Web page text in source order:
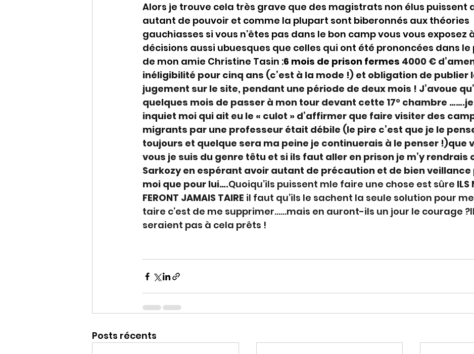
Alors je trouve cela très grave que des magistrats non élus puissent
autant de pouvoir et comme la plupart sont biberonnés aux théories
gauchiasses si vous n’êtes pas dans le bon camp vous vous exposez
décisions aussi ubuesques que celles qui ont été prononcées dans le
de mon amie Christine Tasin :6 mois de prison fermes 4000 €
inéligibilité pour cinq ans (c’est à la mode !) et obligation de publier
jugement sur le site, pendant une période de deux mois ! J’avoue
quelques mois de passer à mon tour devant cette 17° chambre
inquiet moi qui ait eu le « culot » d’affirmer que faire visiter des
migrants par une professeur était débile (le pire c’est que je le
toujours et quelque sera ma peine je continuerais à le penser !)que
vous je suis du genre têtu et si ils faut aller en prison je m’y rendrais
Sarkozy en espérant avoir autant de précaution et de bien veillance
moi que pour lui….Quoiqu’ils puissent mle faire une chose est sûre ILS
FERONT JAMAIS TAIRE il faut qu’ils le sachent la seule solution pour
taire c’est de me supprimer……mais en auront-ils un jour le courage
seraient pas à cela prêts !
Posts récents